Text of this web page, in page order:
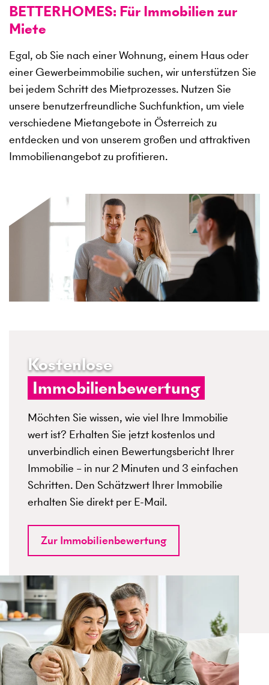
BETTERHOMES: Für Immobilien zur
Miete
Egal, ob Sie nach einer Wohnung, einem Haus oder
einer Gewerbeimmobilie suchen, wir unterstützen Sie
bei jedem Schritt des Mietprozesses. Nutzen Sie
unsere benutzerfreundliche Suchfunktion, um viele
verschiedene Mietangebote in Österreich zu
entdecken und von unserem großen und attraktiven
Immobilienangebot zu profitieren.
Kostenlose
Immobilienbewertung
Möchten Sie wissen, wie viel Ihre Immobilie
wert ist? Erhalten Sie jetzt kostenlos und
unverbindlich einen Bewertungsbericht Ihrer
Immobilie – in nur 2 Minuten und 3 einfachen
Schritten. Den Schätzwert Ihrer Immobilie
erhalten Sie direkt per E-Mail.
Zur Immobilienbewertung